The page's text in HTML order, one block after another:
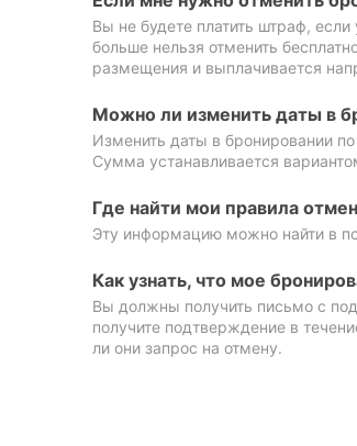
Вы не будете платить штраф, если
больше нельзя отменить
размещения и выплачивается
Можно ли изменить даты в
Изменить даты в бронировании
Сумма устанавливается
Где найти мои правила
Эту информацию можно найти в
Как узнать, что мое
Вы должны получить письмо с
получите подтверждение в
ли они запрос на отмену.